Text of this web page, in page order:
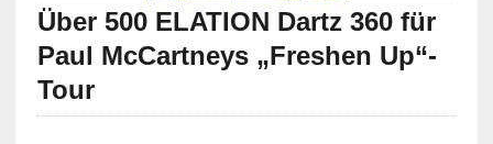
Über 500 ELATION Dartz 360 für
Paul McCartneys „Freshen Up“-
Tour